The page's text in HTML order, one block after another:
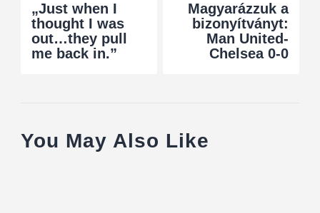
„Just when I
thought I was
out…they pull
me back in.”
Magyarázzuk a
bizonyítványt:
Man United-
Chelsea 0-0
You May Also Like